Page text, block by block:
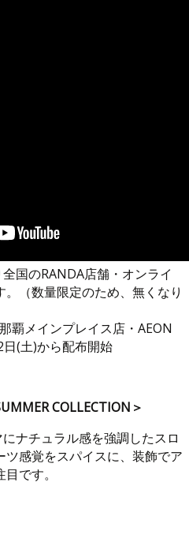
国のRANDA店舗・オンライ
（数量限定のため、無くなり
覇メインプレイス店・AEON
(土)から配布開始
COLLECTION＞
ナチュラル感を強調したスロ
感覚をスパイスに、装飾でア
です。